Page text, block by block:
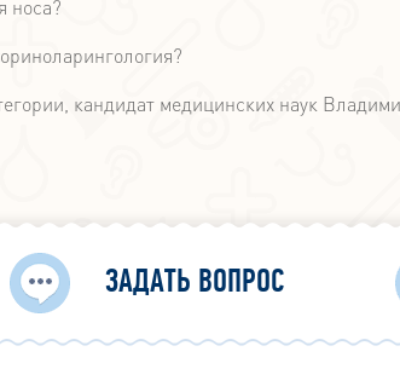
носа?
кандидат медицинских наук
ЗАДАТЬ ВОПРОС